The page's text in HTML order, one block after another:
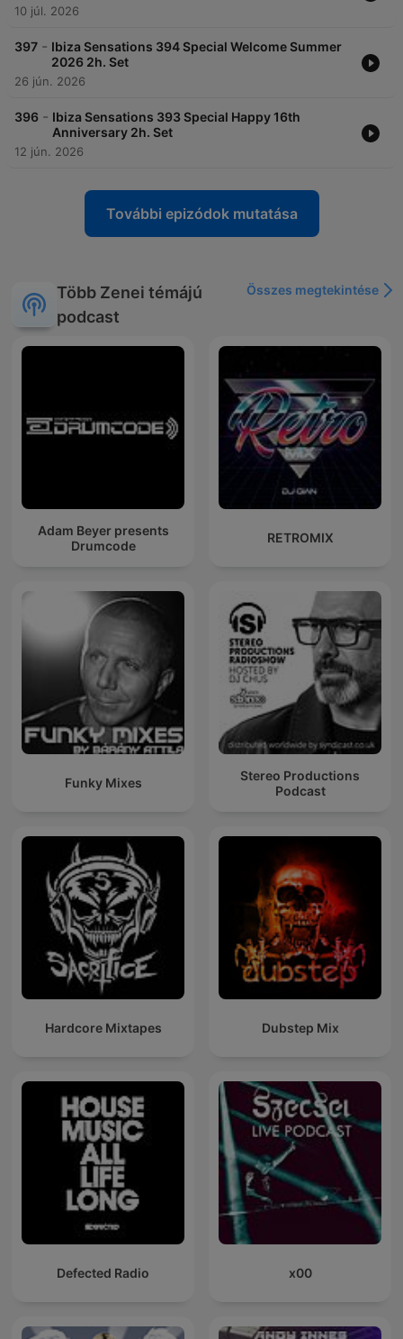
10 júl. 2026
397 - Ibiza Sensations 394 Special Welcome Summer
2026 2h. Set
26 jún. 2026
396 - Ibiza Sensations 393 Special Happy 16th
Anniversary 2h. Set
12 jún. 2026
További epizódok mutatása
Több Zenei témájú
podcast
Összes megtekintése
Adam Beyer presents
Drumcode
RETROMIX
Funky Mixes
Stereo Productions
Podcast
Hardcore Mixtapes Dubstep Mix
Defected Radio x00